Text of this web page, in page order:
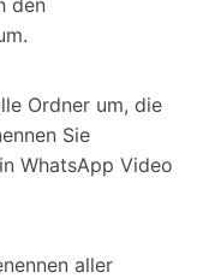
den
Ordner um, die
Sie
WhatsApp Video
aller